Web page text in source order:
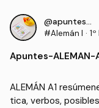
#Alemán I ·
Apuntes-
s.pdf
ALEMÁN A1
tica, verbos,